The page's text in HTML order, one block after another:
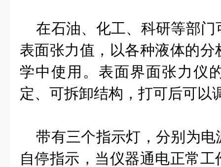
在石油、化工、科研等部门
表面张力值，以各种液体的
学中使用。表面界面张力仪
定、可拆卸结构，打可后可以
带有三个指示灯，分别为电
自停指示，当仪器通电正常